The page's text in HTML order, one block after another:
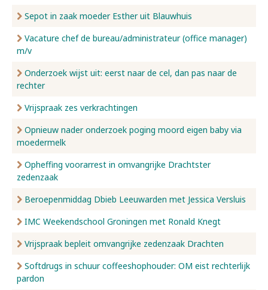
Sepot in zaak moeder Esther uit Blauwhuis
Vacature chef de bureau/administrateur (office manager)
m/v
Onderzoek wijst uit: eerst naar de cel, dan pas naar de
rechter
Vrijspraak zes verkrachtingen
Opnieuw nader onderzoek poging moord eigen baby via
moedermelk
Opheffing voorarrest in omvangrijke Drachtster
zedenzaak
Beroepenmiddag Dbieb Leeuwarden met Jessica Versluis
IMC Weekendschool Groningen met Ronald Knegt
Vrijspraak bepleit omvangrijke zedenzaak Drachten
Softdrugs in schuur coffeeshophouder: OM eist rechterlijk
pardon